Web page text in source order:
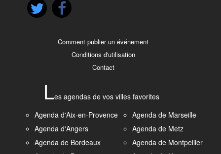
Comment publier un événement
Conditions d'utilisation
Contact
Les agendas de vos villes favorites
Agenda d'Aix-en-Provence
Agenda d'Angers
Agenda de Bordeaux
Agenda de Marseille
Agenda de Metz
Agenda de Montpellier